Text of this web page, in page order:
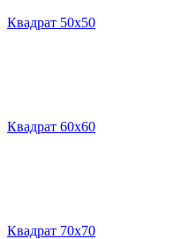
Квадрат 50х50
Квадрат 60х60
Квадрат 70х70